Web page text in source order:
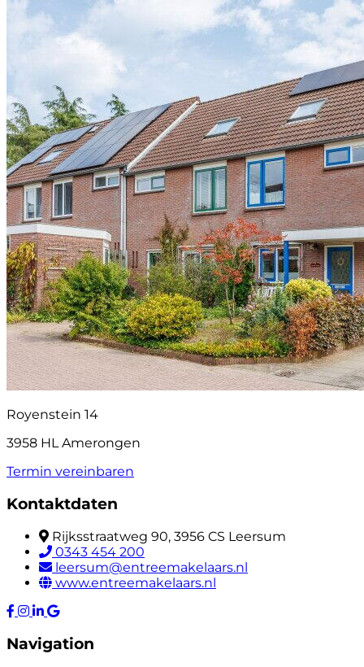
Royenstein 14
3958 HL Amerongen
Termin vereinbaren
Kontaktdaten
Rijksstraatweg 90, 3956 CS Leersum
0343 454 200
leersum@entreemakelaars.nl
www.entreemakelaars.nl
Navigation